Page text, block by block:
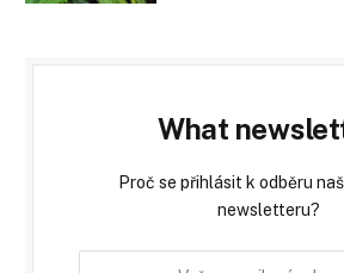
What
Proč se přihlásit k odběru
newsletteru?